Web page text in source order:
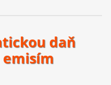
daň